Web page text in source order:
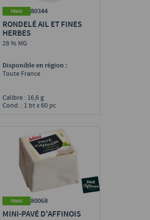
80344
RONDELÉ AIL ET FINES
HERBES
28 % MG
Disponible en région :
Toute France
Calibre : 16,6 g
Cond. : 1 bt x 60 pc
80068
MINI-PAVÉ D'AFFINOIS